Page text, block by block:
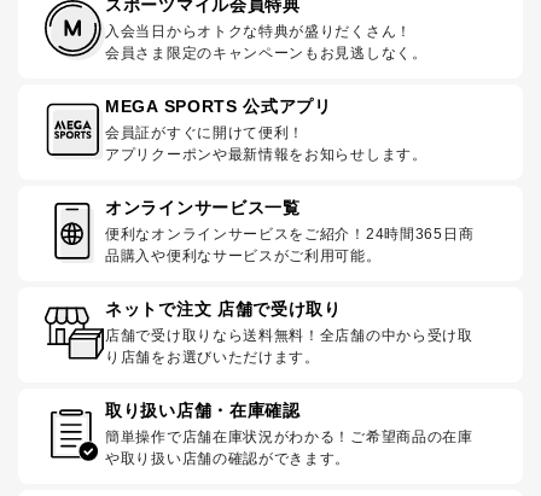
スポーツマイル会員特典
入会当日からオトクな特典が盛りだくさん！
会員さま限定のキャンペーンもお見逃しなく。
MEGA SPORTS 公式アプリ
会員証がすぐに開けて便利！
アプリクーポンや最新情報をお知らせします。
オンラインサービス一覧
便利なオンラインサービスをご紹介！24時間365日商
品購入や便利なサービスがご利用可能。
ネットで注文 店舗で受け取り
店舗で受け取りなら送料無料！全店舗の中から受け取
り店舗をお選びいただけます。
取り扱い店舗・在庫確認
簡単操作で店舗在庫状況がわかる！ご希望商品の在庫
や取り扱い店舗の確認ができます。